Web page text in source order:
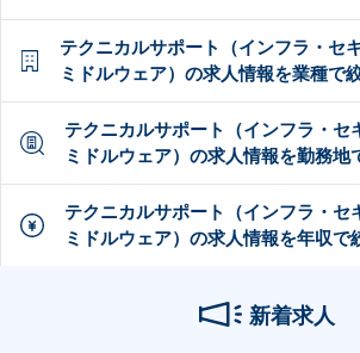
テクニカルサポート（インフラ・セ
ミドルウェア）の求人情報を業種で
テクニカルサポート（インフラ・セ
ミドルウェア）の求人情報を勤務地
テクニカルサポート（インフラ・セ
ミドルウェア）の求人情報を年収で
新着求人